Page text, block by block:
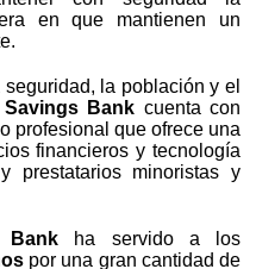
en que mantienen un
seguridad, la población y el
Bank cuenta con
profesional que ofrece una
financieros y tecnología
prestatarios minoristas y
Bank ha servido a los
por una gran cantidad de